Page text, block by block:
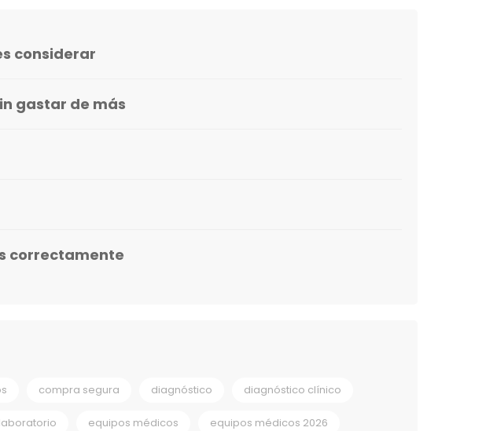
considerar
gastar de más
correctamente
compra segura diagnóstico diagnóstico clínico
equipos médicos equipos médicos 2026